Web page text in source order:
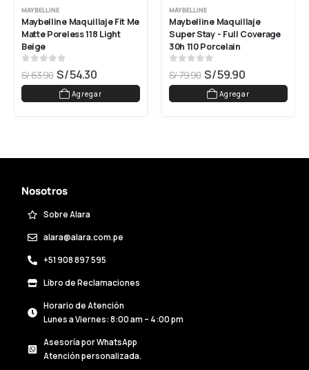
MAYBELLINE
Maybelline Maquillaje Fit Me
Matte Poreless 118 Light
Beige
out of 5
S/63.90 S/54.30
Agregar
MAYBELLINE
Maybelline Maquillaje
Super Stay - Full Coverage
30h 110 Porcelain
out of 5
S/79.90 S/59.90
Agregar
Nosotros
Sobre Alara
alara@alara.com.pe
+51 908 897 595
Libro de Reclamaciones
Horario de Atención
Lunes a Viernes: 8:00 am – 4:00 pm
Asesoría por WhatsApp
Atención personalizada.